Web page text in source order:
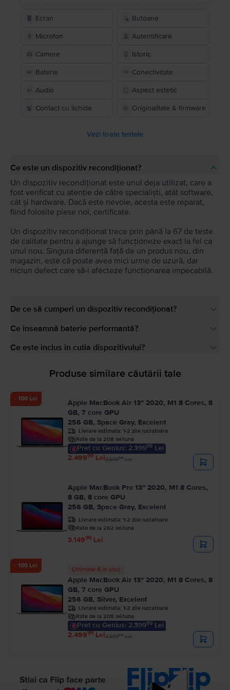
Ecran Butoane
Microfon Autentificare
Camere Istoric
Baterie Conectivitate
Audio Aspect estetic
Contact cu lichide Originalitate & firmware
Vezi toate testele
Ce este un dispozitiv recondiționat?
Un dispozitiv recondiționat este unul deja utilizat, care a
fost verificat cu atenție de către specialiști, atât software,
cât și hardware. Dacă este nevoie, acesta este reparat,
fiind folosite piese noi, certificate.
Un dispozitiv recondiționat trece prin până la 67 de teste
de calitate pentru a ajunge să funcționeze exact la fel ca
unul nou. Singura diferență față de un produs nou, din
magazin, este că poate avea mici urme de uzură, dar
niciun defect care să-i afecteze funcționarea impecabilă.
De ce să cumperi un dispozitiv recondiționat?
Ce înseamnă baterie performantă?
Ce este inclus în cutia dispozitivului?
Produse similare căutării tale
- 100 Lei
Apple MacBook Air 13″ 2020, M1 8 Cores, 8
GB, 7 core GPU
256 GB, Space Gray, Excelent
Livrare estimata: 1-2 zile lucratoare
Rate de la 208 lei/luna
Pret cu Genius: 2.39999 Lei
2.49999 Lei2.59999Lei
Apple MacBook Pro 13″ 2020, M1 8 Cores,
8 GB, 8 core GPU
256 GB, Space Gray, Excelent
Livrare estimata: 1-2 zile lucratoare
Rate de la 262 lei/luna
3.14999 Lei
- 100 Lei
Ultimele 4 in stoc
Apple MacBook Air 13″ 2020, M1 8 Cores, 8
GB, 7 core GPU
256 GB, Silver, Excelent
Livrare estimata: 1-2 zile lucratoare
Rate de la 208 lei/luna
Pret cu Genius: 2.39999 Lei
2.49999 Lei2.59999Lei